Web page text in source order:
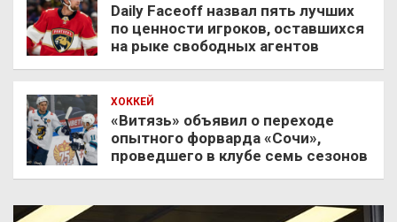
Daily Faceoff назвал пять лучших
по ценности игроков, оставшихся
на рыке свободных агентов
ХОККЕЙ
«Витязь» объявил о переходе
опытного форварда «Сочи»,
проведшего в клубе семь сезонов